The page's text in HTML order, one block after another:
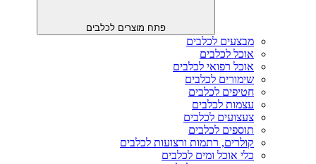
פתח מוצרים לכלבים
מבצעים לכלבים
אוכל לכלבים
אוכל רפואי לכלבים
שימורים לכלבים
חטיפים לכלבים
עצמות לכלבים
צעצועים לכלבים
תוספים לכלבים
קולרים, רתמות ורצועות לכלבים
כלי אוכל ומים לכלבים